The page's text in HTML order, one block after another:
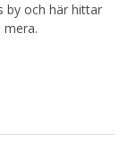
by och här hittar